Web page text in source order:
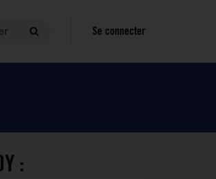
Rechercher
Se connecter
: